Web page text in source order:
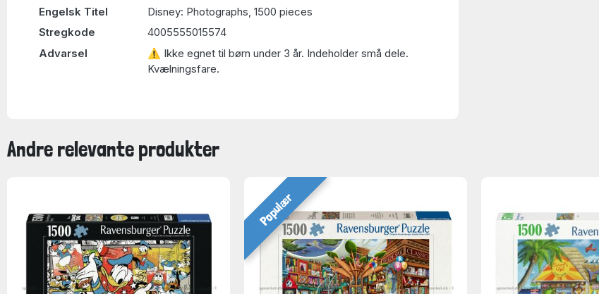
Engelsk Titel
Disney: Photographs, 1500 pieces
Stregkode
4005555015574
Advarsel
⚠ Ikke egnet til børn under 3 år. Indeholder små dele.
Kvælningsfare.
Andre relevante produkter
Populær